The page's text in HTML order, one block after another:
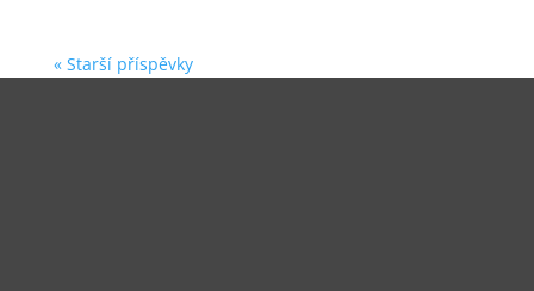
« Starší příspěvky